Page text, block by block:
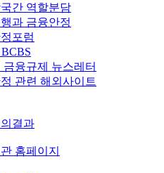
간 역할분담
과 금융안정
포럼
금융규제 뉴스레터
관련 해외사이트
결과
홈페이지